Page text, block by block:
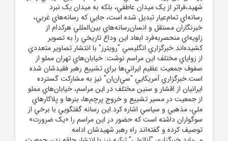
شهيد،فراتر از يک ميدان عاطفي، بلکه به ميدان يک نبرد
رسانه‌اي تمام‌عيار تبديل شده است، جايي که رسانه‌هاي غربي،
خبرنگاران مستقل و انسان‌رسانه‌هاي بين‌المللي هرکدام از
زاويه‌اي منحصربه‌فرد ابعاد اين وداع تاريخي را به تصوير
کشيده‌اند.خبرگزاري انگليسي "رويترز" با انتشار تصاوير متعددي
از زواياي مختلف اين مراسم نوشت: خيابان‌هاي تهران مملو از
صفوف جمعيت عظيم ايراني‌ها براي تشييع رهبر فقيدشان شده
است.خبرگزاري آمريکايي "سي‌ان‌ان" نيز به مشارکت گسترده
ايرانيان از اقشار و سنين مختلف در اين مراسم، خيابان‌هاي مملو
از جمعيت در مسير تشييع و خروج پرچم‌ها، بنرها و پلاکارهاي
ملي، مذهبي و سياسي اشاره کرد.اين رسانه گفتگويي با برخي از
سوگواران داشته است که حضور در اين مراسم را «يک ضرورت»
توصيف کرده و گفته‌اند راه رهبر شهيدشان ادامه